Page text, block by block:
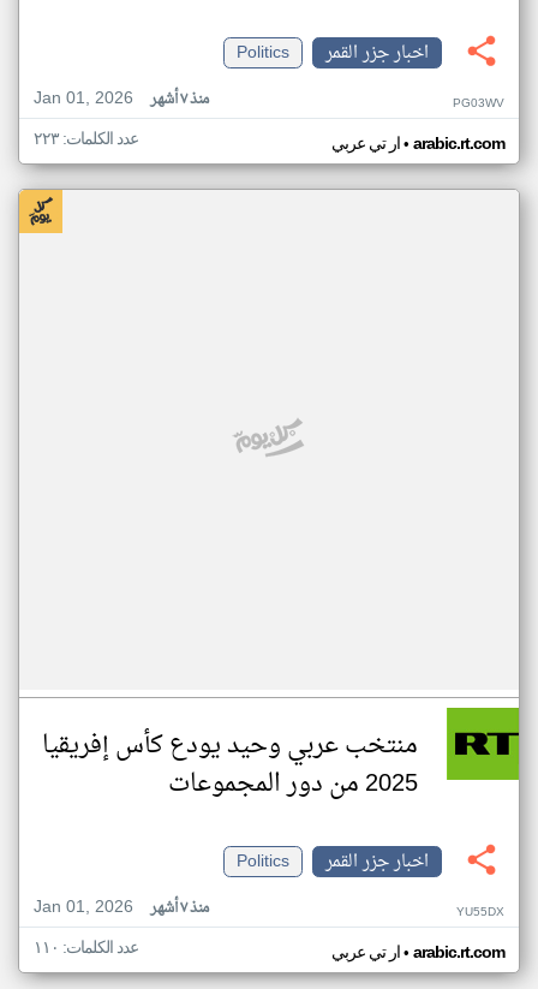
اخبار جزر القمر
Politics
Jan 01, 2026
منذ ٧ أشهر PG03WV
ار تي عربي• arabic.rt.com عدد الكلمات: ٢٢٣
منتخب عربي وحيد يودع كأس إفريقيا
2025 من دور المجموعات
اخبار جزر القمر
Politics
Jan 01, 2026
منذ ٧ أشهر YU55DX
ار تي عربي• arabic.rt.com عدد الكلمات: ١١٠